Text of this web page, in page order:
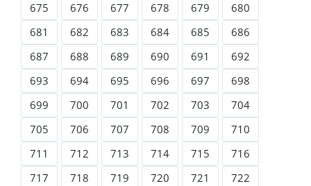
675
676 677 678 679
680
681
682 683 684 685
686
687
688 689 690 691
692
693
694 695 696 697
698
699
700 701 702 703
704
705
706 707 708 709
710
711
712 713 714 715
716
717
718 719 720 721
722